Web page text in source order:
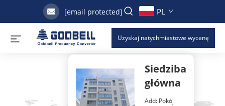
[email protected] PL
Uzyskaj natychmiastowe wycenę
Kontakt
Siedziba
główna
Add: Pokój